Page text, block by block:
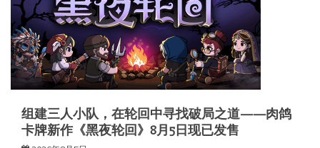
组建三人小队，在轮回中寻找破局之道——肉鸽
卡牌新作《黑夜轮回》8月5日现已发售